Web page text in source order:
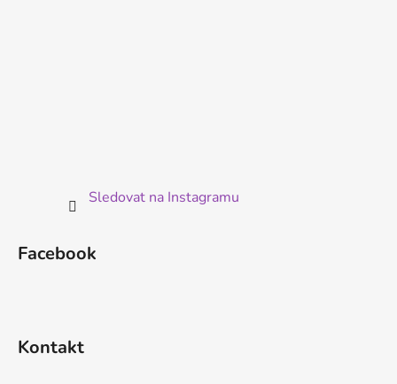
Sledovat na Instagramu
Facebook
Kontakt